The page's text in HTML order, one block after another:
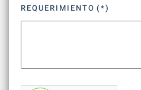
REQUERIMIENTO (*)